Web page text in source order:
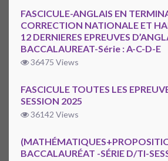
FASCICULE-ANGLAIS EN
CORRECTION NATIONALE ET
12 DERNIERES EPREUVES
BACCALAUREAT-Série : A-C-D-E
36475 Views
FASCICULE TOUTES LES
SESSION 2025
36142 Views
BACCALAURÉAT -SÉRIE D/TI-